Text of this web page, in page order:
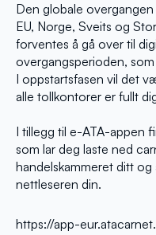
Den globale
EU, Norge, Sveits og
forventes å gå over til
overgangsperioden,
I oppstartsfasen vil det
alle tollkontorer er fullt
I tillegg til e-ATA-appen
som lar deg laste ned
handelskammeret ditt
nettleseren din.
https://app-